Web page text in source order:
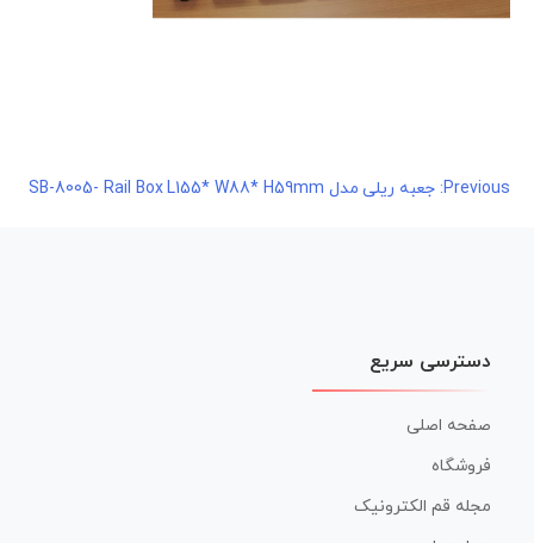
راهبری
Previous: جعبه ریلی مدل SB-8005- Rail Box L155* W88* H59mm
دسترسی سریع
صفحه اصلی
فروشگاه
مجله قم الکترونیک